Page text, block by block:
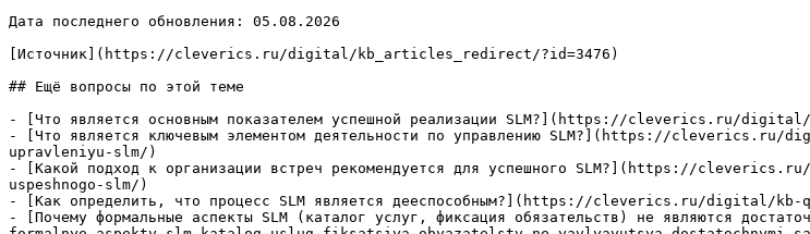
Дата последнего обновления: 05.08.2026
[Источник](https://cleverics.ru/digital/kb_articles_redirect/?id=3476)
## Ещё вопросы по этой теме
- [Что является основным показателем успешной реализации SLM?](https://cleverics.ru/
- [Что является ключевым элементом деятельности по управлению SLM?](https://
upravleniyu-slm/)
- [Какой подход к организации встреч рекомендуется для успешного SLM?](https://
uspeshnogo-slm/)
- [Как определить, что процесс SLM является дееспособным?](https://cleverics.ru/digital/
- [Почему формальные аспекты SLM (каталог услуг, фиксация обязательств) не являются